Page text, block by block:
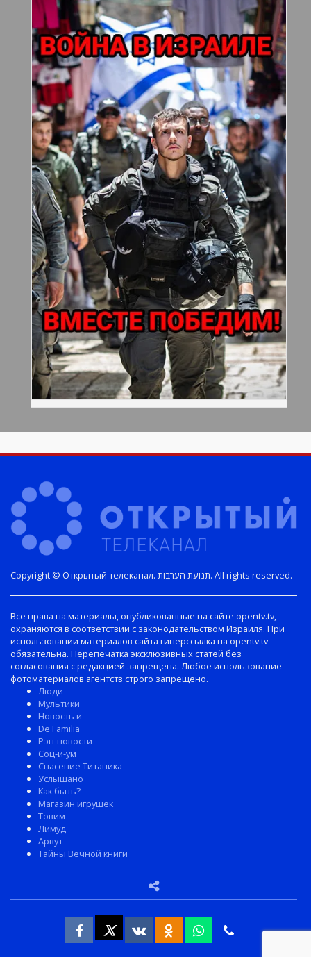
Copyright © Открытый телеканал. תנועת הערבות. All rights reserved.
Все права на материалы, опубликованные на сайте opentv.tv,
охраняются в соответствии с законодательством Израиля. При
использовании материалов сайта гиперссылка на opentv.tv
обязательна. Перепечатка эксклюзивных статей без
согласования с редакцией запрещена. Любое использование
фотоматериалов агентств строго запрещено.
Люди
Мультики
Новость и
De Familia
Рэп-новости
Соц-и-ум
Спасение Титаника
Услышано
Как быть?
Магазин игрушек
Товим
Лимуд
Арвут
Тайны Вечной книги